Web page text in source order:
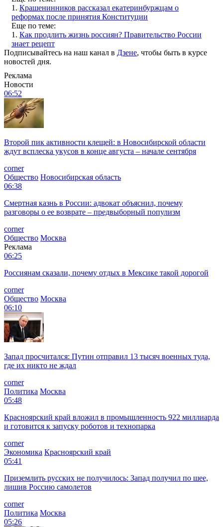
1. Крашенинников рассказал екатеринбуржцам о
реформах после принятия Конституции
Еще по теме:
1. Как продлить жизнь россиян? Правительство России
знает рецепт
Подписывайтесь на наш канал в Дзене, чтобы быть в курсе
новостей дня.
Реклама
Новости
06:52
Второй пик активности клещей: в Новосибирской области
ждут всплеска укусов в конце августа – начале сентября
corner
Общество Новосибирская область
06:38
Смертная казнь в России: адвокат объяснил, почему
разговоры о ее возврате – предвыборный популизм
corner
Общество Москва
Реклама
06:25
Россиянам сказали, почему отдых в Мексике такой дорогой
corner
Общество Москва
06:10
Запад просчитался: Путин отправил 13 тысяч военных туда,
где их никто не ждал
corner
Политика Москва
05:48
Красноярский край вложил в промышленность 922 миллиарда
и готовится к запуску роботов и технопарка
corner
Экономика Красноярский край
05:41
Приземлить русских не получилось: Запад получил по шее,
лишив Россию самолетов
corner
Политика Москва
05:26